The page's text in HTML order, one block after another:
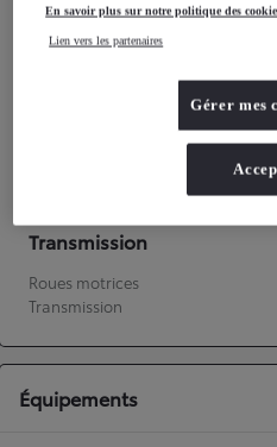
Consommation mixte
Transmission
Roues motrices
Transmission
Équipements
En savoir plus sur notre politique des
Lien vers les partenaires
Gérer mes